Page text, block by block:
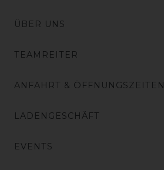
ÜBER UNS
TEAMREITER
ANFAHRT & ÖFFNUNGSZEITEN
LADENGESCHÄFT
EVENTS